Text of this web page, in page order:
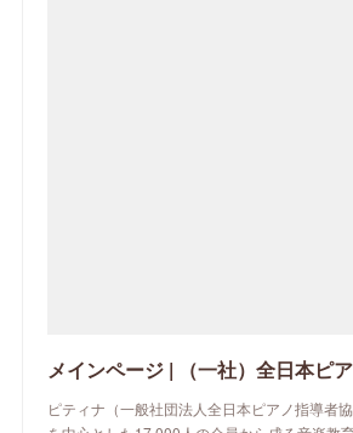
メインページ | （一社）全日本ピ
ピティナ（一般社団法人全日本ピアノ指導者